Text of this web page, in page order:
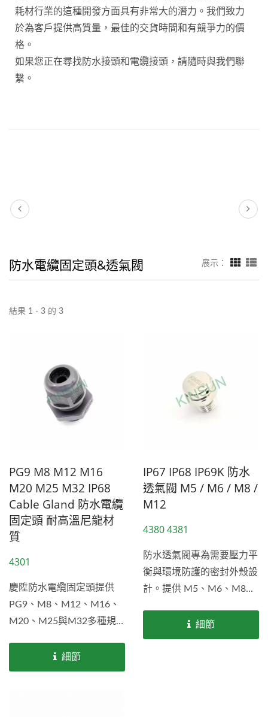
耗材行業的這種開發方面具有非常大的潛力。我們致力
於為客戶提供高質量，最佳的交貨時間和有競爭力的價
格。
如果您正在尋找防水接頭和電纜接頭，請隨時與我們聯
繫。
防水電纜固定頭&透氣閥 展示：
結果 1 - 3 的 3
PG9 M8 M12 M16
M20 M25 M32 IP68
Cable Gland 防水電纜
固定頭 耐高溫尼龍材
質
4301
慶陞防水電纜固定頭提供
PG9、M8、M12、M16、
M20、M25與M32多種規
的面板。密封Oring墊圈可
適用2mm至20mm不同外徑
細節
IP67 IP68 IP69K 防水
透氣閥 M5 / M6 / M8 /
M12
4380 4381
防水透氣閥專為需要壓力平
衡與環境防護的密封外殼設
計。提供 M5、M6、M8...
細節